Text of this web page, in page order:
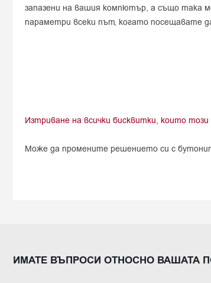
запазени на вашия компютър, а също така
параметри всеки път, когато посещавате
Изтриване на всички бисквитки, които
Може да промените решението си с
ИМАТЕ ВЪПРОСИ ОТНОСНО ВАШАТА